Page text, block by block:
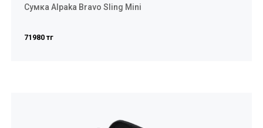
Сумка Alpaka Bravo Sling Mini
71980 тг